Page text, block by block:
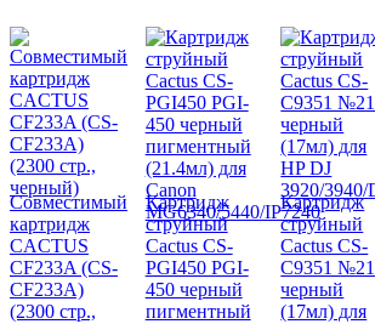
Совместимый
картридж
CACTUS
CF233A (CS-
CF233A)
(2300 стр.,
Картридж
струйный
Cactus CS-
PGI450 PGI-
450 черный
пигментный
Картридж
струйный
Cactus CS-
C9351 №21
черный
(17мл) для